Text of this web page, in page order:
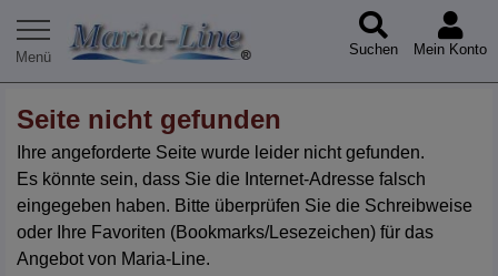
Suchen Mein Konto
Seite nicht gefunden
Ihre angeforderte Seite wurde leider nicht gefunden.
Es könnte sein, dass Sie die Internet-Adresse falsch
eingegeben haben. Bitte überprüfen Sie die Schreibweise
oder Ihre Favoriten (Bookmarks/Lesezeichen) für das
Angebot von Maria-Line.